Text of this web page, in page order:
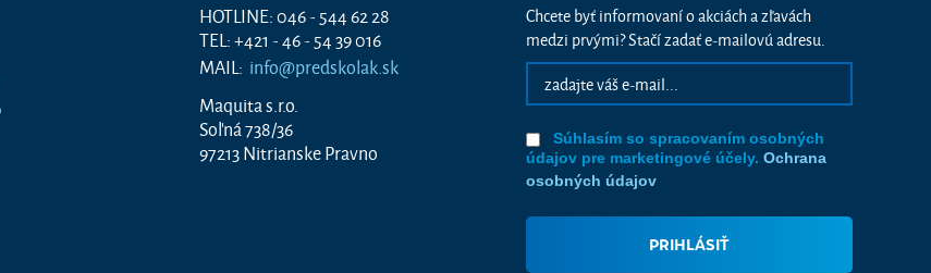
HOTLINE: 046 - 544 62 28
TEL: +421 - 46 - 54 39 016
MAIL: info@predskolak.sk
Maquita s.r.o.
Soľná 738/36
97213 Nitrianske Pravno
Chcete byť informovaní o akciách a zľavách
medzi prvými? Stačí zadať e-mailovú adresu.
Súhlasím so spracovaním osobných
údajov pre marketingové účely. Ochrana
osobných údajov